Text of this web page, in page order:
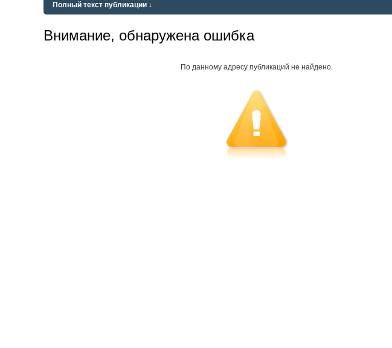
Полный текст публикации ↓
Внимание, обнаружена ошибка
По данному адресу публикаций не найдено.